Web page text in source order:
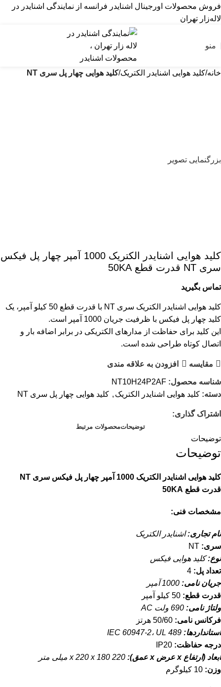
فروش محصولات اورجینال اشنایدر فرانسه از نمایندگی اشنایدر در
لاله‌زار تهران
منو
خانه کلید هوایی اشنایدر الکتریک کلید هوایی چهار پل سری NT
بزرگنمایی تصویر
کليد هوایی اشنایدر الکتریک 1000 آمپر چهار پل فیکس
سری NT قدرت قطع 50KA
تماس بگیرید
کلید هوایی اشنایدر الکتریک سری NT با قدرت قطع 50 کیلو آمپر، یک
کلید چهار پل فیکس با ظرفیت جریان 1000 آمپر است.
این کلید برای حفاظت از مدارهای الکتریکی در برابر اضافه بار و
اتصال کوتاه طراحی شده است.
مقایسه افزودن به علاقه مندی
شناسه محصول: NT10H24P2AF
دسته: کلید هوایی اشنایدر الکتریک , کلید هوایی چهار پل سری NT
اشتراک گذاری:
توضیحاتمحصولات مرتبط
توضیحات
توضیحات
کلید هوایی اشنایدر الکتریک 1000 آمپر چهار پل فیکس سری NT
قدرت قطع 50KA
مشخصات فنی:
نام تجاری:اشنایدر الکتریک
سری:
نوع:کلید هوایی فیکس
تعداد پل:
جریان نامی:
قدرت قطع:
ولتاژ نامی:
فرکانس نامی:
استانداردها:
درجه حفاظت:
ابعاد (ارتفاع x عرض x عمق):
وزن: